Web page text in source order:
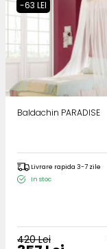
-63 LEI
Baldachin PARADISE
Livrare rapida 3-7 zile
In stoc
420 Lei